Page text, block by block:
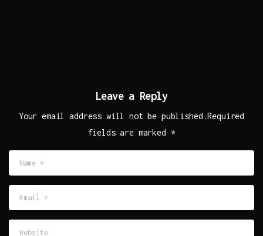
Leave a Reply
Your email address will not be published.Required
fields are marked *
*
Website